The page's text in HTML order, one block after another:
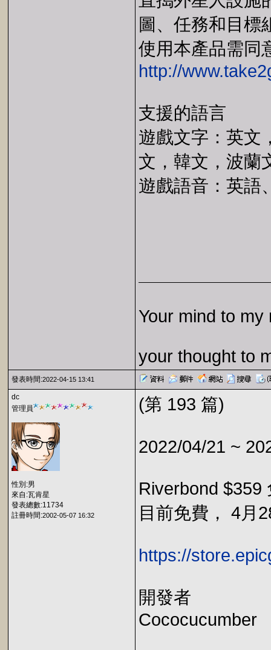
圖、任務和目標
使用本產品需同
http://
支援的語言
遊戲文字：英文
文，韓文，波蘭
遊戲語音：英語
Your mind to my
your thought to
發表時間:2022-04-15 13:41
dc
管理員
性別:男
來自:瓦肯星
發表總數:11734
註冊時間:2002-05-07 16:32
(第 193 篇)
2022/04/21 ~
Riverbond $359
目前免費， 4月
https://
開發者
Cococucumber